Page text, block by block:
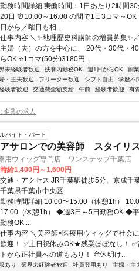
勤務時間詳細 実働時間：1日あたり2時間
20日 ⏰10:00～16:00 の間で1日3コマ～
日から／曜日も相...
仕事内容 ＼✨地理歴史科講師の増員募集
主婦（夫）の方を中心に、 20代・30代・
らOK ⭐1コマ(50分)3180円...
未経験者歓迎 扶養内勤務OK 週1日からOK 副
・主夫歓迎
フリーター歓迎 シフト自由 学歴不
験者歓迎
交通費全額支給 午前 経験者歓迎 有
企業の求人
バイト・パート
サロンでの美容師 スタイリ
用ウィッグ専門店 ワンステップ千葉店
時給1,400円～1,600円
交通・アクセス JR千葉駅徒歩5分、京成千
千葉県千葉市中央区
勤務時間詳細 10:00〜15:00（休憩1h）
17:00（休憩1h） ◆週3日～5日勤務OK ◆
勤務OK ...
仕事内容 ＼美容師×医療用ウィッグで社会
歓迎！ ✅土日祝休みOK★残業ほぼなし！
トから正社員への道もあり！ 産休明け...
あり 業界未経験者歓迎 社員登用あり 主婦・主